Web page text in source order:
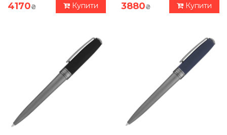
4170₴ Купити 3880₴ Купити